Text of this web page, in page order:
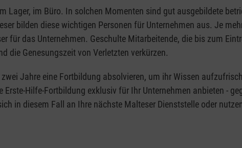
Lager, im Büro. In solchen Momenten sind gut ausgebildete
bilden diese wichtigen Personen für Unternehmen aus. Je
für das Unternehmen. Geschulte Mitarbeitende, die bis zum
die Genesungszeit von Verletzten verkürzen.
Jahre eine Fortbildung absolvieren, um ihr Wissen
Hilfe-Fortbildung exklusiv für Ihr Unternehmen anbieten -
in diesem Fall an Ihre nächste Malteser Dienststelle oder